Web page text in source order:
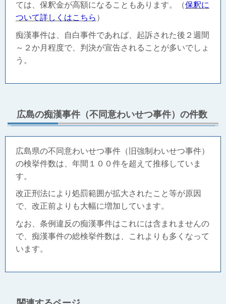
ては、保釈金が高額になることもあります。（保釈に
ついて詳しくはこちら ）
痴漢事件は、自白事件であれば、起訴された後２週間
～２か月程度で、判決が宣告されることが多いでしょ
う。
広島の痴漢事件（不同意わいせつ事件）の件数
広島県の不同意わいせつ事件（旧強制わいせつ事件）
の検挙件数は、年間１００件を超えて推移していま
す。
改正刑法により処罰範囲が拡大されたこと等が原因
で、改正前よりも大幅に増加しています。
なお、条例違反の痴漢事件はこれには含まれませんの
で、痴漢事件の総検挙件数は、これよりも多くなって
います。